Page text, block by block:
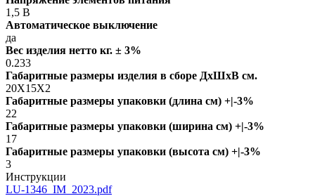
1,5 В
Автоматическое выключение
да
Вес изделия нетто кг. ± 3%
0.233
Габаритные размеры изделия в сборе ДxШxВ см.
20X15X2
Габаритные размеры упаковки (длина см) +|-3%
22
Габаритные размеры упаковки (ширина см) +|-3%
17
Габаритные размеры упаковки (высота см) +|-3%
3
Инструкции
LU-1346_IM_2023.pdf